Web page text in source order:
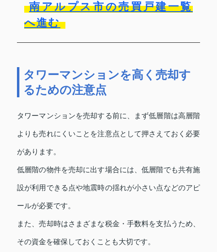
南アルプス市の売買戸建一覧
へ進む
タワーマンションを高く売却す
るための注意点
タワーマンションを売却する前に、まず低層階は高層階
よりも売れにくいことを注意点として押さえておく必要
があります。
低層階の物件を売却に出す場合には、低層階でも共有施
設が利用できる点や地震時の揺れが小さい点などのアピ
ールが必要です。
また、売却時はさまざまな税金・手数料を支払うため、
その資金を確保しておくことも大切です。